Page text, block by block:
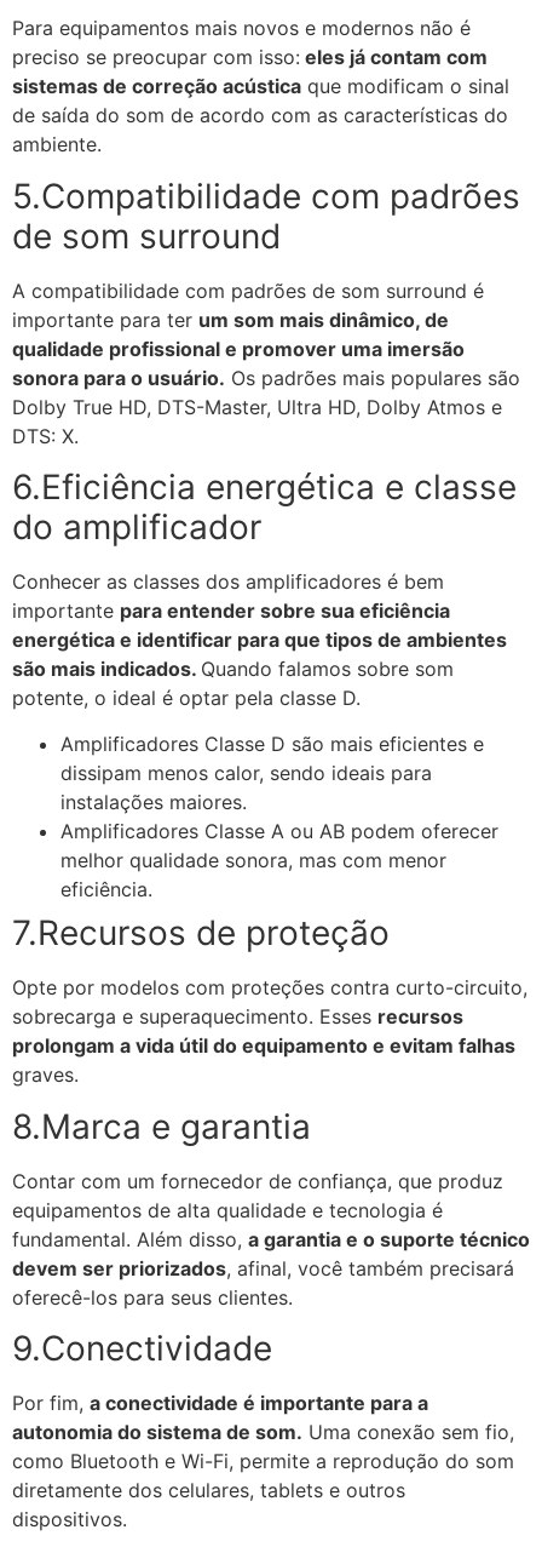
Para equipamentos mais novos e modernos não é
preciso se preocupar com isso: eles já contam com
sistemas de correção acústica que modificam o sinal
de saída do som de acordo com as características do
ambiente.
5.Compatibilidade com padrões
de som surround
A compatibilidade com padrões de som surround é
importante para ter um som mais dinâmico, de
qualidade profissional e promover uma imersão
sonora para o usuário. Os padrões mais populares são
Dolby True HD, DTS-Master, Ultra HD, Dolby Atmos e
DTS: X.
6.Eficiência energética e classe
do amplificador
Conhecer as classes dos amplificadores é bem
importante para entender sobre sua eficiência
energética e identificar para que tipos de ambientes
são mais indicados. Quando falamos sobre som
potente, o ideal é optar pela classe D.
Amplificadores Classe D são mais eficientes e
dissipam menos calor, sendo ideais para
instalações maiores.
Amplificadores Classe A ou AB podem oferecer
melhor qualidade sonora, mas com menor
eficiência.
7.Recursos de proteção
Opte por modelos com proteções contra curto-circuito,
sobrecarga e superaquecimento. Esses recursos
prolongam a vida útil do equipamento e evitam falhas
graves.
8.Marca e garantia
Contar com um fornecedor de confiança, que produz
equipamentos de alta qualidade e tecnologia é
fundamental. Além disso, a garantia e o suporte técnico
devem ser priorizados, afinal, você também precisará
oferecê-los para seus clientes.
9.Conectividade
Por fim, a conectividade é importante para a
autonomia do sistema de som. Uma conexão sem fio,
como Bluetooth e Wi-Fi, permite a reprodução do som
diretamente dos celulares, tablets e outros
dispositivos.